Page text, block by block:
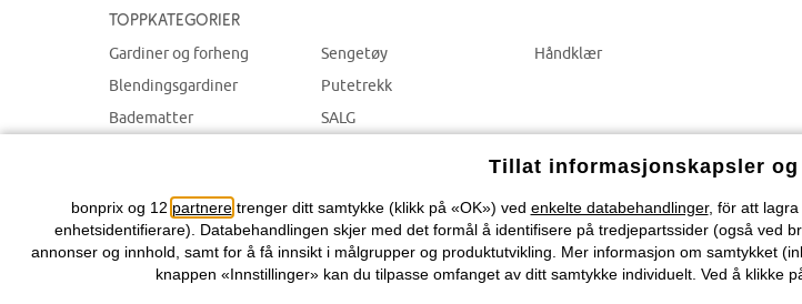
Toppkategorier
Gardiner og forheng
Blendingsgardiner
Badematter
Sengetøy
Putetrekk
SALG
Håndklær
Tillat informasjonskapsler
bonprix og 12 partneretrenger ditt samtykke (klikk på «OK») ved enkelte databehandlinger, för att lagra
enhetsidentifierare). Databehandlingen skjer med det formål å identifisere på tredjepartssider (også ved
annonser og innhold, samt for å få innsikt i målgrupper og produktutvikling. Mer informasjon om samtykket
knappen «Innstillinger» kan du tilpasse omfanget av ditt samtykke individuelt. Ved å klikke